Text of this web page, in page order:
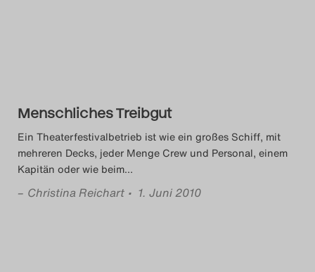
2015
Das Theatertreffen-Blog
2016
Menschliches Treibgut
Ein Theaterfestivalbetrieb ist wie ein großes Schiff, mit
mehreren Decks, jeder Menge Crew und Personal, einem
Kapitän oder wie beim…
– Christina Reichart • 1. Juni 2010